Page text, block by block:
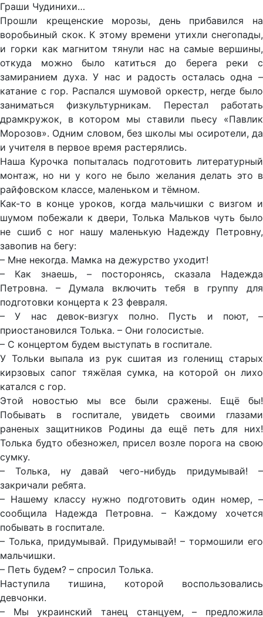
Граши Чудинихи…
Прошли крещенские морозы, день прибавился на
воробьиный скок. К этому времени утихли снегопады,
и горки как магнитом тянули нас на самые вершины,
откуда можно было катиться до берега реки с
замиранием духа. У нас и радость осталась одна –
катание с гор. Распался шумовой оркестр, негде было
заниматься физкультурникам. Перестал работать
драмкружок, в котором мы ставили пьесу «Павлик
Морозов». Одним словом, без школы мы осиротели, да
и учителя в первое время растерялись.
Наша Курочка попыталась подготовить литературный
монтаж, но ни у кого не было желания делать это в
райфовском классе, маленьком и тёмном.
Как-то в конце уроков, когда мальчишки с визгом и
шумом побежали к двери, Толька Мальков чуть было
не сшиб с ног нашу маленькую Надежду Петровну,
завопив на бегу:
– Мне некогда. Мамка на дежурство уходит!
– Как знаешь, – посторонясь, сказала Надежда
Петровна. – Думала включить тебя в группу для
подготовки концерта к 23 февраля.
– У нас девок-визгух полно. Пусть и поют, –
приостановился Толька. – Они голосистые.
– С концертом будем выступать в госпитале.
У Тольки выпала из рук сшитая из голенищ старых
кирзовых сапог тяжёлая сумка, на которой он лихо
катался с гор.
Этой новостью мы все были сражены. Ещё бы!
Побывать в госпитале, увидеть своими глазами
раненых защитников Родины да ещё петь для них!
Толька будто обезножел, присел возле порога на свою
сумку.
– Толька, ну давай чего-нибудь придумывай! –
закричали ребята.
– Нашему классу нужно подготовить один номер, –
сообщила Надежда Петровна. – Каждому хочется
побывать в госпитале.
– Толька, придумывай. Придумывай! – тормошили его
мальчишки.
– Петь будем? – спросил Толька.
Наступила тишина, которой воспользовались
девчонки.
– Мы украинский танец станцуем, – предложила